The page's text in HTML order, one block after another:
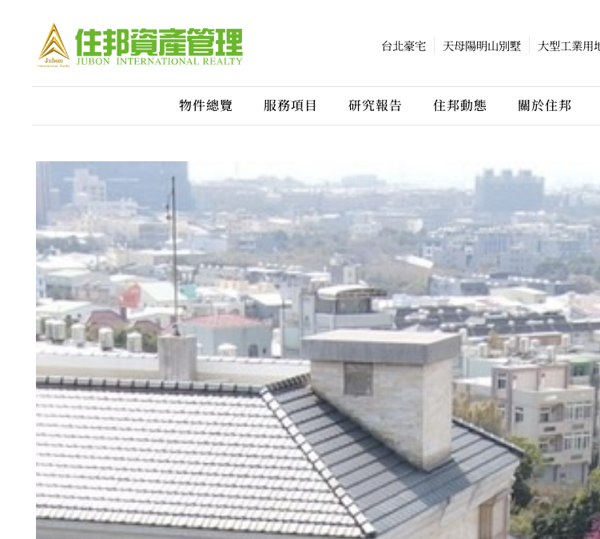
台北豪宅 天母陽明山別墅 大型工業用
物件總覽 服務項目 研究報告 住邦動態 關於住邦